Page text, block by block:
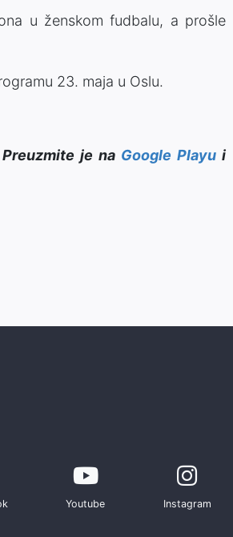
u ženskom fudbalu, a prošle
23. maja u Oslu.
je na Google Playui
Youtube Instagram